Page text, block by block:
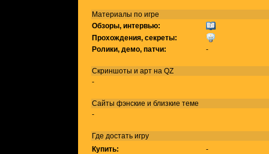
Материалы по игре
Обзоры, интервью:
Прохождения, секреты:
Ролики, демо, патчи:
-
Скриншоты и арт на QZ
-
Сайты фэнские и близкие теме
-
Где достать игру
Купить:
-